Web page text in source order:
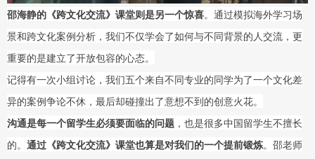
邵海静的《跨文化交流》课堂则是另一个惊喜。通过模拟海外学习场
景和跨文化案例分析，我们不仅学会了如何与不同背景的人交流，更
重要的是建立了开放包容的心态。
记得有一次小组讨论，我们五个来自不同专业的同学为了一个文化差
异的案例争论不休，最后却碰撞出了意想不到的创意火花。
沟通是每一个留学生必须要面临的问题 ，也是很多中国留学生不擅长
的。 通过《跨文化交流》课堂也算是对我们的一个提前锻炼。邵老师